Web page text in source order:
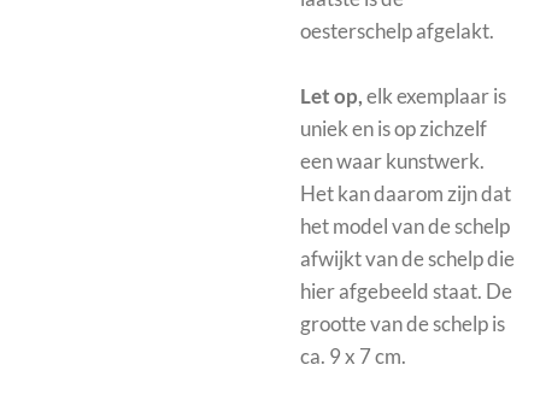
oesterschelp afgelakt.
Let op,elk exemplaar is
uniek en is op zichzelf
een waar kunstwerk.
Het kan daarom zijn dat
het model van de schelp
afwijkt van de schelp die
hier afgebeeld staat. De
grootte van de schelp is
ca. 9 x 7 cm.